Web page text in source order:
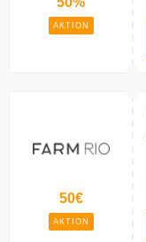
AKTION
50€
AKTION